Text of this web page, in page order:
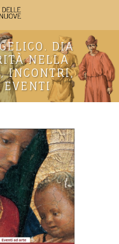
DIA
NELLA
INCONTRI,
EVENTI